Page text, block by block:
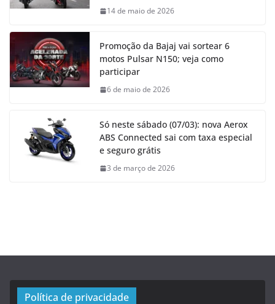
14 de maio de 2026
Promoção da Bajaj vai sortear 6
motos Pulsar N150; veja como
participar
6 de maio de 2026
Só neste sábado (07/03): nova Aerox
ABS Connected sai com taxa especial
e seguro grátis
3 de março de 2026
Política de privacidade